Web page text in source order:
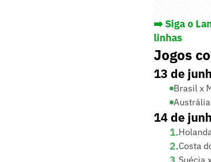
➡️ Siga o
linhas
Jogos
13 de
Brasil x
14 de
1.
2.Costa